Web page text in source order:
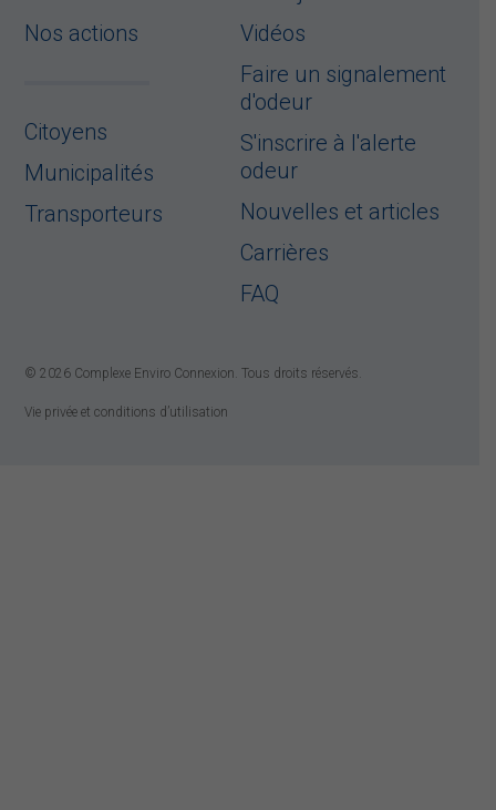
Nos actions
Citoyens
Municipalités
Transporteurs
Vidéos
Faire un signalement
d'odeur
S'inscrire à l'alerte
odeur
Nouvelles et articles
Carrières
FAQ
© 2026 Complexe Enviro Connexion. Tous droits réservés.
Vie privée et conditions d’utilisation